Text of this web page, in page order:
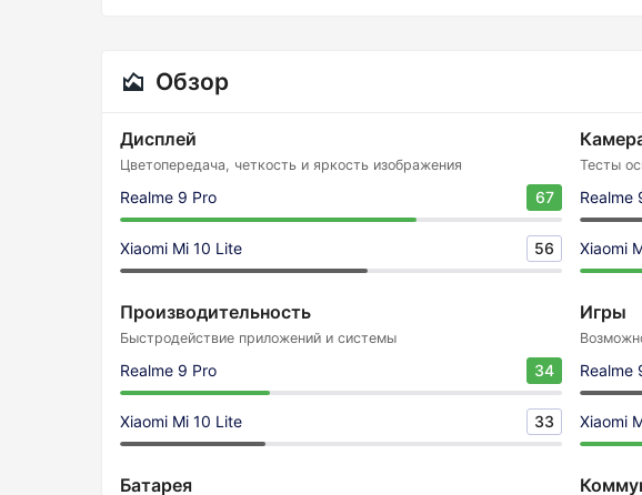
Обзор
Дисплей
Цветопередача, четкость и яркость изображения
Realme 9 Pro 67
Xiaomi Mi 10 Lite 56
Тесты
Realme
Xiaomi
Производительность
Быстродействие приложений и системы
Realme 9 Pro 34
Xiaomi Mi 10 Lite 33
Игры
Realme
Xiaomi
Батарея